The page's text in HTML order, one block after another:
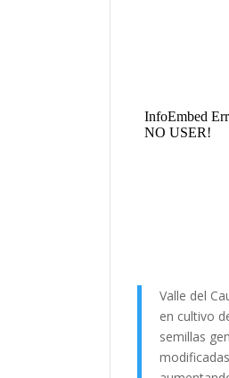
Valle del
en cultivo
semillas